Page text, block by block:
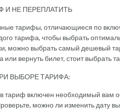
И НЕ ПЕРЕПЛАТИТЬ
тарифы, отличающиеся по
тарифа, чтобы выбрать
можно выбрать самый дешевый
или вернуть билет, стоит выбрать
ВЫБОРЕ ТАРИФА:
тариф включен необходимый вам
можно ли изменить дату